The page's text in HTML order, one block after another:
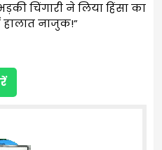
चिंगारी ने लिया हिंसा का
नाजुक!”